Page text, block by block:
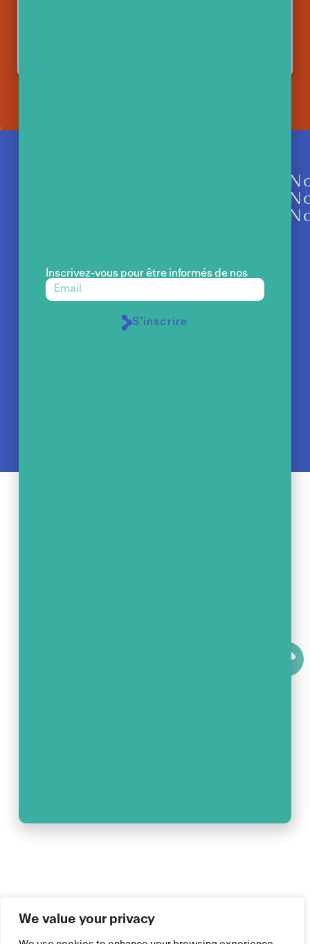
We value your privacy
Inscrivez-vous pour être informés de nos
actualités et ateliers gratuits.
S'inscrire